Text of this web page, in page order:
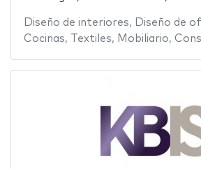
Diseño de interiores, Diseño de
Cocinas, Textiles, Mobiliario,